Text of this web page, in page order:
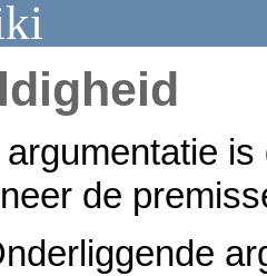
argumentatie
de